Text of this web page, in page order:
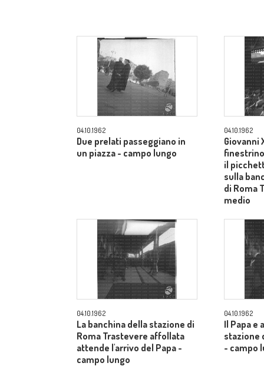
04.10.1962
Due prelati passeggiano in
un piazza - campo lungo
04.10.1962
Giovanni
il
sulla
di Roma
medio
04.10.1962
La banchina della stazione di
Roma Trastevere affollata
attende l'arrivo del Papa -
campo lungo
04.10.1962
Il Papa e
stazione
- campo